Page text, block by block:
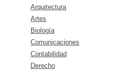
Arquitectura
Artes
Biología
Comunicaciones
Contabilidad
Derecho